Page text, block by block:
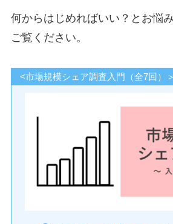
何からはじめればいい？とお悩
ご覧ください。
<市場規模シェア調査入門（全7回）＞